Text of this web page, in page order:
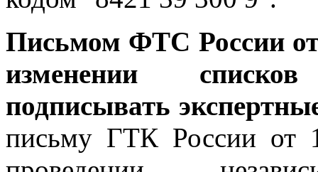
Письмом ФТС России
изменении
подписывать
письму ГТК России